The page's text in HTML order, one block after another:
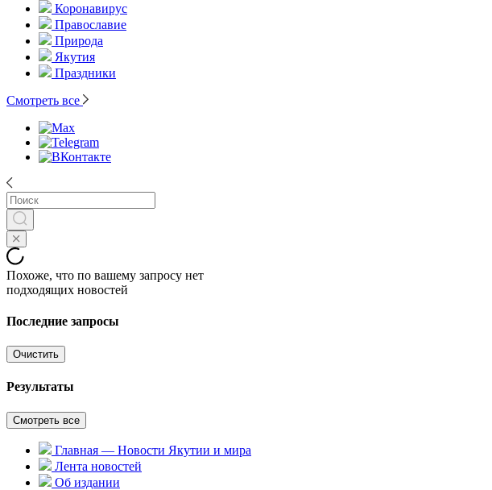
Коронавирус
Православие
Природа
Якутия
Праздники
Смотреть все
Похоже, что по вашему запросу нет
подходящих новостей
Последние запросы
Очистить
Результаты
Смотреть все
Главная — Новости Якутии и мира
Лента новостей
Об издании